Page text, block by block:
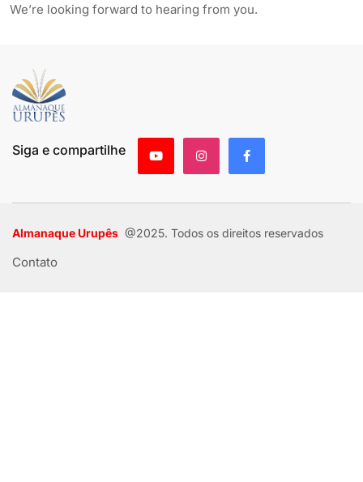
We’re looking forward to hearing from you.
Siga e compartilhe
Almanaque Urupês @2025. Todos os direitos reservados
Contato